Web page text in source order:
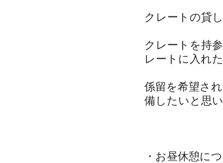
クレートの貸
クレートを持
レートに入れ
係留を希望さ
備したいと思
・お昼休憩に